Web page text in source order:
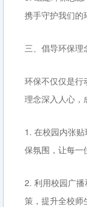
携手守护我们的
三、倡导环保理
环保不仅仅是行
理念深入人心，
1. 在校园内张
保氛围，让每一
2. 利用校园广
策，提升全校师